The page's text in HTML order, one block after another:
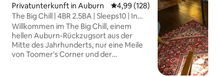
Privatunterkunft in Auburn Durchschnittliche Bewertung:
4,99 (128)
The Big Chill | 4BR 2.5BA | Sleeps10 | In
der Nähe von AU
Willkommen im The Big Chill, einem
hellen Auburn-Rückzugsort aus der
Mitte des Jahrhunderts, nur eine Meile
von Toomer's Corner und der